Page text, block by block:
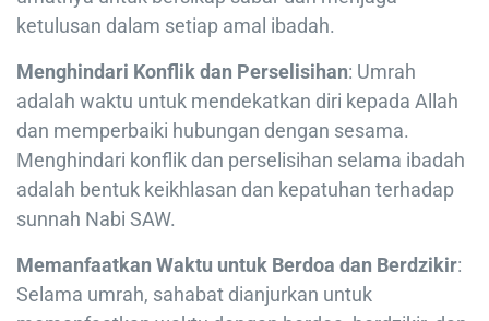
ketulusan dalam setiap amal ibadah.
Menghindari Konflik dan Perselisihan: Umrah
adalah waktu untuk mendekatkan diri kepada Allah
dan memperbaiki hubungan dengan sesama.
Menghindari konflik dan perselisihan selama ibadah
adalah bentuk keikhlasan dan kepatuhan terhadap
sunnah Nabi SAW.
Memanfaatkan Waktu untuk Berdoa dan Berdzikir:
Selama umrah, sahabat dianjurkan untuk